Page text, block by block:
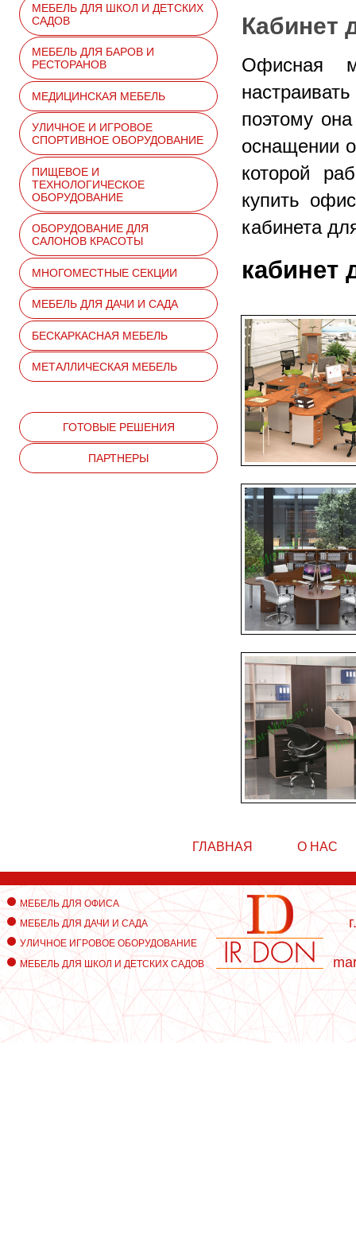
Кабинет
Офисная
поэтому
оснащении
которой
купить
кабинета
кабинет
МЕБЕЛЬ ДЛЯ ШКОЛ И ДЕТСКИХ
САДОВ
МЕБЕЛЬ ДЛЯ БАРОВ И
РЕСТОРАНОВ
МЕДИЦИНСКАЯ МЕБЕЛЬ
УЛИЧНОЕ И ИГРОВОЕ
СПОРТИВНОЕ ОБОРУДОВАНИЕ
ПИЩЕВОЕ И
ТЕХНОЛОГИЧЕСКОЕ
ОБОРУДОВАНИЕ
ОБОРУДОВАНИЕ ДЛЯ
САЛОНОВ КРАСОТЫ
МНОГОМЕСТНЫЕ СЕКЦИИ
МЕБЕЛЬ ДЛЯ ДАЧИ И САДА
БЕСКАРКАСНАЯ МЕБЕЛЬ
МЕТАЛЛИЧЕСКАЯ МЕБЕЛЬ
ГОТОВЫЕ РЕШЕНИЯ
ПАРТНЕРЫ
ГЛАВНАЯ О НАС
МЕБЕЛЬ ДЛЯ ОФИСА
МЕБЕЛЬ ДЛЯ ДАЧИ И САДА
УЛИЧНОЕ ИГРОВОЕ ОБОРУДОВАНИЕ
МЕБЕЛЬ ДЛЯ ШКОЛ И ДЕТСКИХ САДОВ